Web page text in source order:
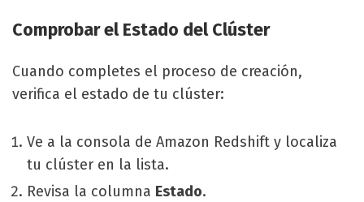
Comprobar el Estado del Clúster
Cuando completes el proceso de creación,
verifica el estado de tu clúster:
Ve a la consola de Amazon Redshift y localiza
tu clúster en la lista.
Revisa la columna Estado.